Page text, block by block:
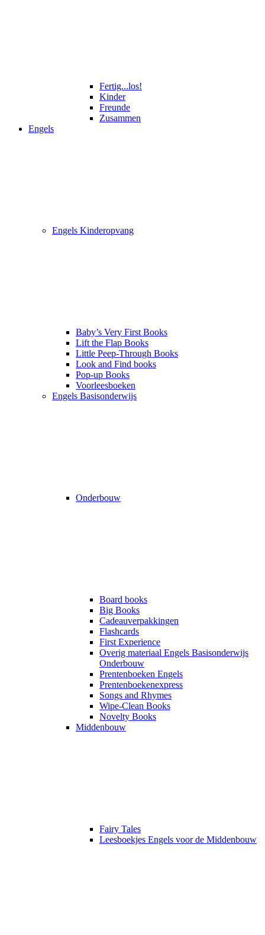
Fertig...los!
Kinder
Freunde
Zusammen
Engels
Engels Kinderopvang
Baby’s Very First Books
Lift the Flap Books
Little Peep-Through Books
Look and Find books
Pop-up Books
Voorleesboeken
Engels Basisonderwijs
Onderbouw
Board books
Big Books
Cadeauverpakkingen
Flashcards
First Experience
Overig materiaal Engels Basisonderwijs
Onderbouw
Prentenboeken Engels
Prentenboekenexpress
Songs and Rhymes
Wipe-Clean Books
Novelty Books
Middenbouw
Fairy Tales
Leesboekjes Engels voor de Middenbouw